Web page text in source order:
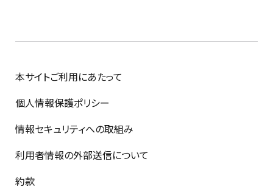
本サイトご利用にあたって
個人情報保護ポリシー
情報セキュリティへの取組み
利用者情報の外部送信について
約款